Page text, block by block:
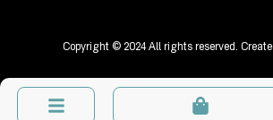
Copyright © 2024 All rights reserved.